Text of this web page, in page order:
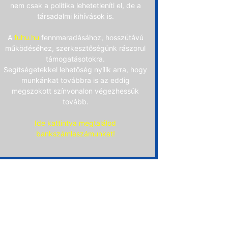
nem csak a politika lehetetleníti el, de a
társadalmi kihívások is.
A fuhu.hu fennmaradásához, hosszútávú
működéséhez, szerkesztőségünk rászorul
támogatásotokra.
Segítségetekkel lehetőség nyílik arra, hogy
munkánkat továbbra is az eddig
megszokott színvonalon végezhessük
tovább.
Ide kattintva megtalálod
bankszámlaszámunkat!